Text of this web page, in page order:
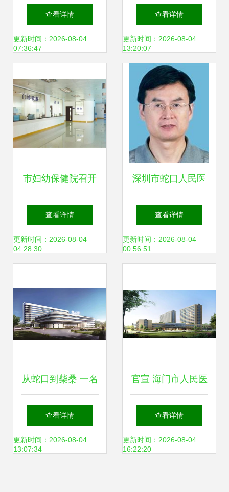
科门诊专家实力解
析
查看详情
更新时间：2026-08-04
07:36:47
房 总价515万，为
何蛇口老小区的“双
房”备受欢迎？
查看详情
更新时间：2026-08-04
13:20:07
市妇幼保健院召开
动员大会 全面启动
JCI认证工作
查看详情
更新时间：2026-08-04
04:28:30
深圳市蛇口人民医
院 守护居民健康的
区域医疗枢纽
查看详情
更新时间：2026-08-04
00:56:51
从蛇口到柴桑 一名
护士的成长手记
查看详情
更新时间：2026-08-04
13:07:34
官宣 海门市人民医
院将于9月15日整
体搬迁至蛇口人民
查看详情
更新时间：2026-08-04
16:22:20